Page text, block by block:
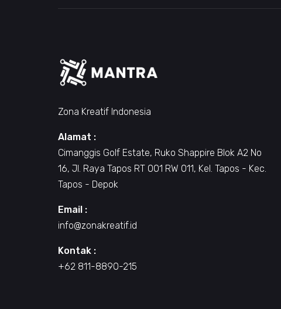
Zona Kreatif Indonesia
Alamat :
Cimanggis Golf Estate, Ruko Shappire Blok A2 No
16, Jl. Raya Tapos RT 001 RW 011, Kel. Tapos - Kec.
Tapos - Depok
Email :
info@zonakreatif.id
Kontak :
+62 811-8890-215